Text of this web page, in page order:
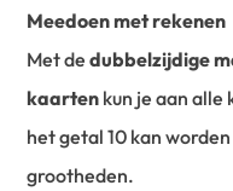
Meedoen met rekenen
Met dedubbelzijdige
kaarten kun je aan alle
het getal 10 kan
grootheden.